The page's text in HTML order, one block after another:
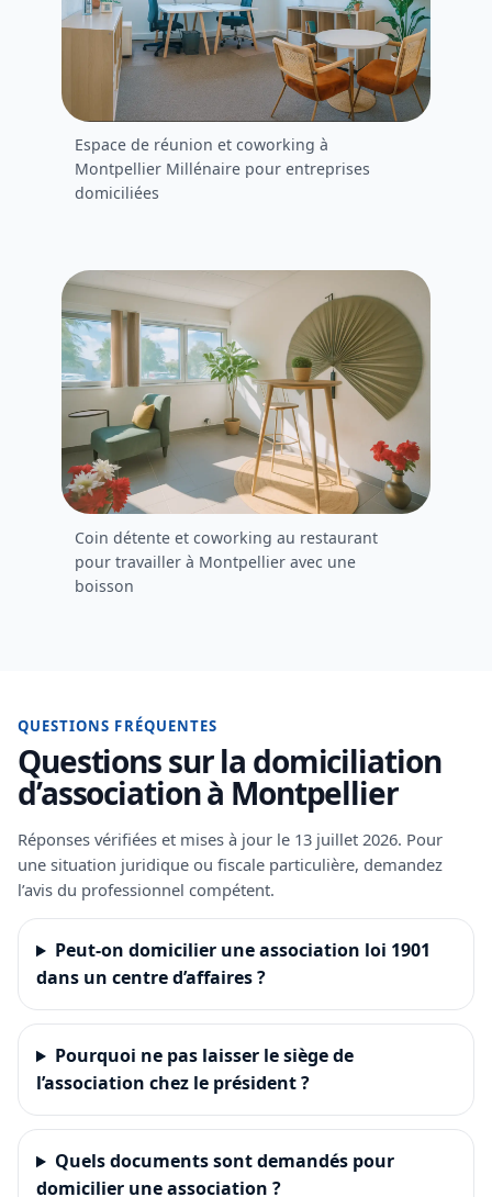
Espace de réunion et coworking à
Montpellier Millénaire pour entreprises
domiciliées
Coin détente et coworking au restaurant
pour travailler à Montpellier avec une
boisson
QUESTIONS FRÉQUENTES
Questions sur la domiciliation
d’association à Montpellier
Réponses vérifiées et mises à jour le 13 juillet 2026. Pour
une situation juridique ou fiscale particulière, demandez
l’avis du professionnel compétent.
Peut-on domicilier une association loi 1901
dans un centre d’affaires ?
Pourquoi ne pas laisser le siège de
l’association chez le président ?
Quels documents sont demandés pour
domicilier une association ?